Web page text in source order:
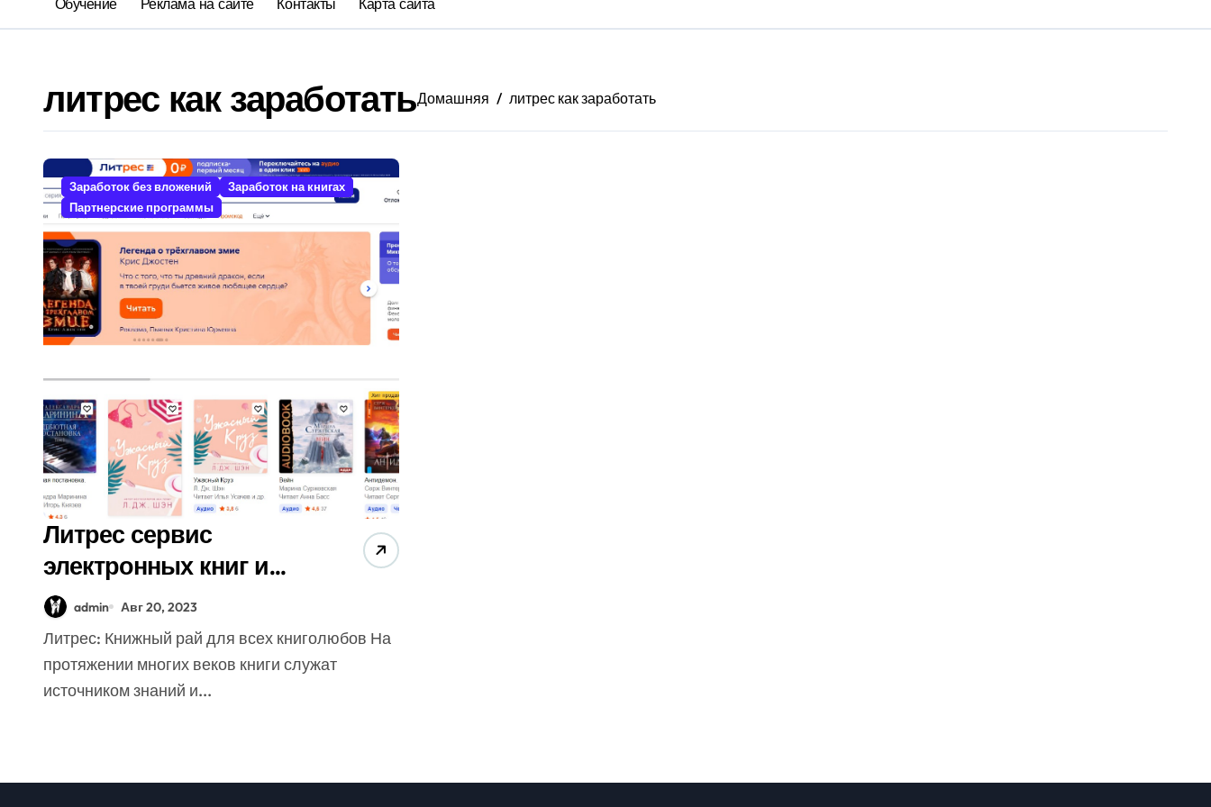
Обучение Реклама на сайте Контакты Карта сайта
литрес как заработатьДомашняя литрес как заработать
Заработок без вложений
Заработок на книгах
Партнерские программы
Литрес сервис
электронных книг и
аудиокниг с
партнерской
программой
admin Авг 20, 2023
Литрес: Книжный рай для всех книголюбов На
протяжении многих веков книги служат
источником знаний и...